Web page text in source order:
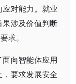
对能力。就业
果涉及价值判断
求。
向智能体应用
要求发展安全